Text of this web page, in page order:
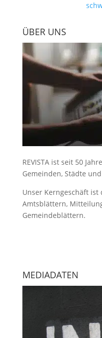
ÜBER UNS
REVISTA ist seit 50
Gemeinden, Städte
Unser Kerngeschäft ist
Amtsblättern,
Gemeindeblättern.
MEDIADATEN